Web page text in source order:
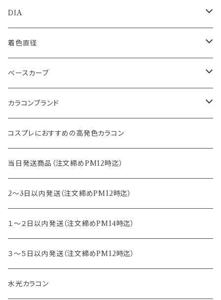
1day
1month
2ｗeek
DIA
14.0mm
14.1mm
14.2mm
14.5mm
15.0mm
14.4mm
着色直径
12.5mm
12.8mm
13.0mm
13.2mm
13.3mm
13.4mm
13.5mm
13.6mm
ベースカーブ
8.6mm
8.7mm
8.8mm
8.5mm
カラコンブランド
エバーカラー
エヌズコレクション
トパーズ
キャンディーマジック
レヴィア
チュチュ
コスプレにおすすめの高発色カラコン
当日発送商品（注文締めPM12時迄）
2～3日以内発送（注文締めPM12時迄）
１～２日以内発送（注文締めPM14時迄）
３～５日以内発送（注文締めPM12時迄）
水光カラコン